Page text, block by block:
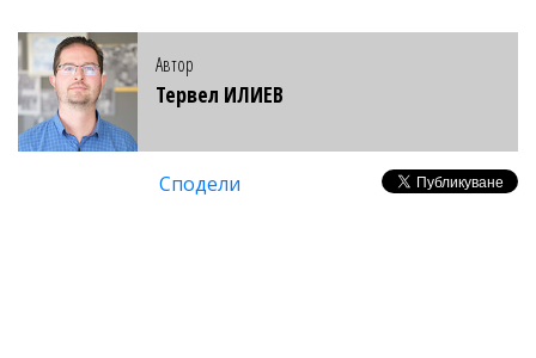
Автор
Тервел ИЛИЕВ
Сподели